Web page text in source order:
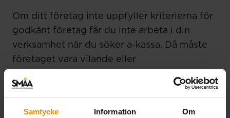
Samtycke Information Om
Om ditt företag inte uppfyller kriterierna för
godkänt företag får du inte arbeta i din
verksamhet när du söker a-kassa. Då måste
företaget vara vilande eller
I den nuvarande försäkringen kan man
fortsätta arbeta i sitt företag om det kan bli